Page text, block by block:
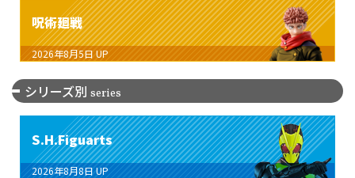
呪術廻戦
2026年8月5日 UP
シリーズ別 series
S.H.Figuarts
2026年8月8日 UP